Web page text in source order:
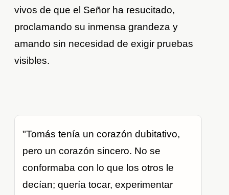
vivos de que el Señor ha resucitado,
proclamando su inmensa grandeza y
amando sin necesidad de exigir pruebas
visibles.
"Tomás tenía un corazón dubitativo,
pero un corazón sincero. No se
conformaba con lo que los otros le
decían; quería tocar, experimentar